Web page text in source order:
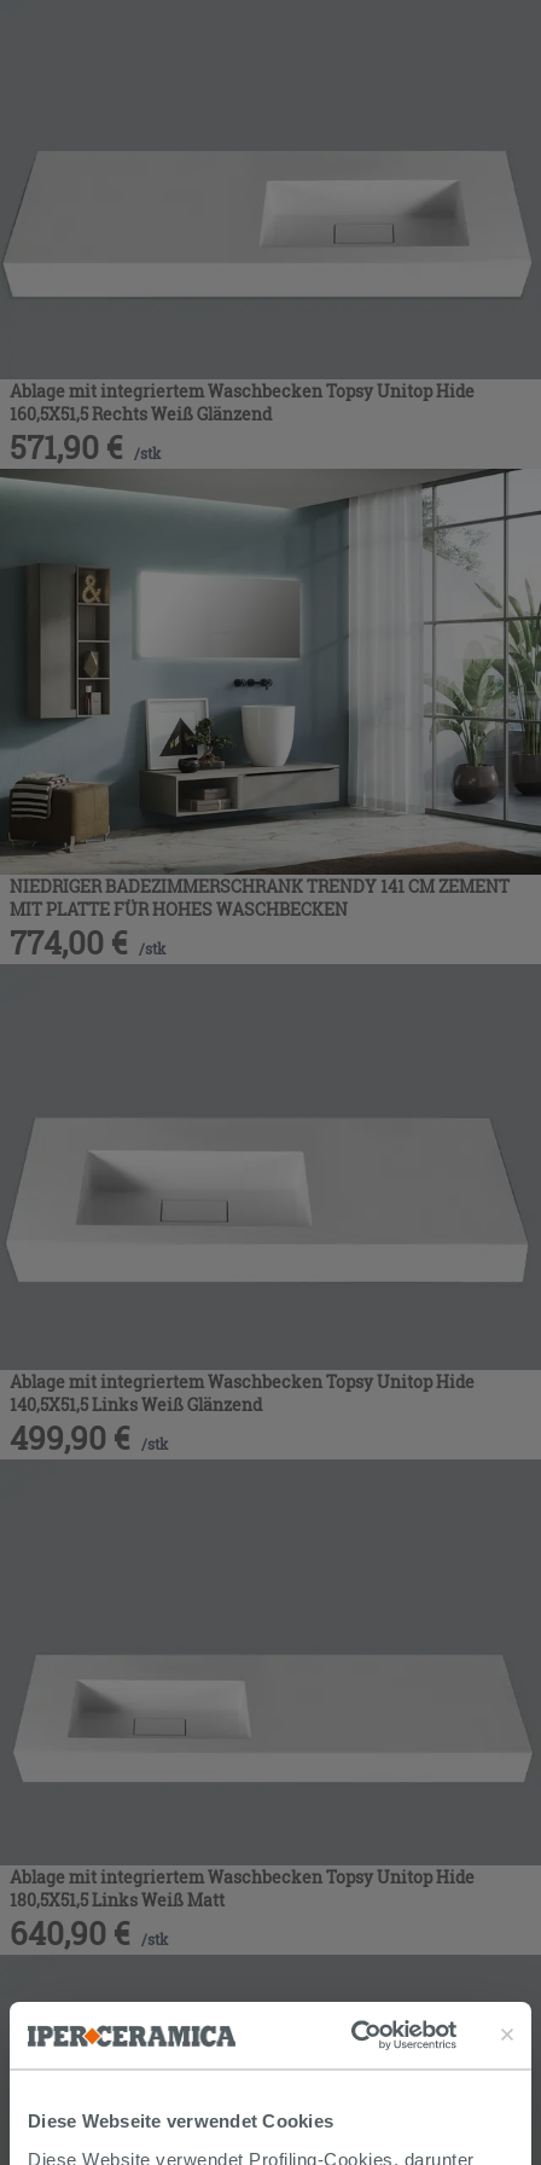
Diese Webseite verwendet Cookies
Diese Website verwendet Profiling-Cookies, darunter
Ablage mit integriertem Waschbecken Topsy Unitop Hide
160,5X51,5 Rechts Weiß Glänzend
571,90 € /stk
NIEDRIGER BADEZIMMERSCHRANK TRENDY 141 CM ZEMENT
MIT PLATTE FÜR HOHES WASCHBECKEN
774,00 € /stk
Ablage mit integriertem Waschbecken Topsy Unitop Hide
140,5X51,5 Links Weiß Glänzend
499,90 € /stk
Ablage mit integriertem Waschbecken Topsy Unitop Hide
180,5X51,5 Links Weiß Matt
640,90 € /stk